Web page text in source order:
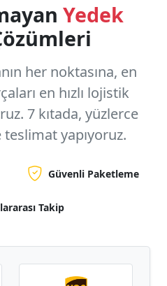
Yedek
her noktasına, en
en hızlı lojistik
7 kıtada, yüzlerce
yapıyoruz.
Güvenli Paketleme
Takip